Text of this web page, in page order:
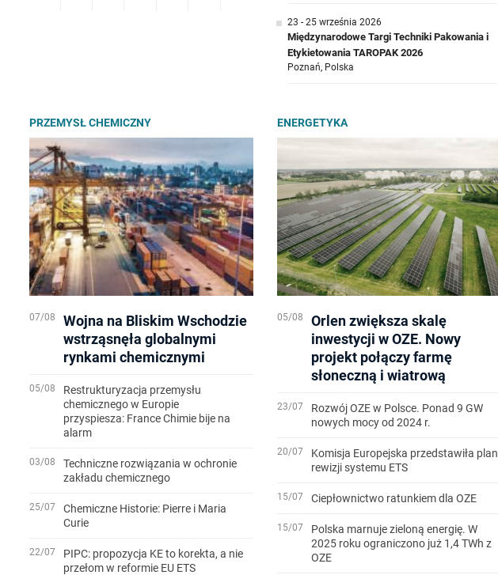
23 - 25 września 2026
Międzynarodowe Targi Techniki Pakowania i
Etykietowania TAROPAK 2026
Poznań, Polska
PRZEMYSŁ CHEMICZNY
07/08
Wojna na Bliskim Wschodzie
wstrząsnęła globalnymi
rynkami chemicznymi
05/08
Restrukturyzacja przemysłu
chemicznego w Europie
przyspiesza: France Chimie bije na
alarm
03/08
Techniczne rozwiązania w ochronie
zakładu chemicznego
25/07
Chemiczne Historie: Pierre i Maria
Curie
22/07
PIPC: propozycja KE to korekta, a nie
przełom w reformie EU ETS
ENERGETYKA
05/08
Orlen zwiększa skalę
inwestycji w OZE. Nowy
projekt połączy farmę
słoneczną i wiatrową
23/07
Rozwój OZE w Polsce. Ponad 9 GW
nowych mocy od 2024 r.
20/07
Komisja Europejska przedstawiła plan
rewizji systemu ETS
15/07 Ciepłownictwo ratunkiem dla OZE
15/07
Polska marnuje zieloną energię. W
2025 roku ograniczono już 1,4 TWh z
OZE